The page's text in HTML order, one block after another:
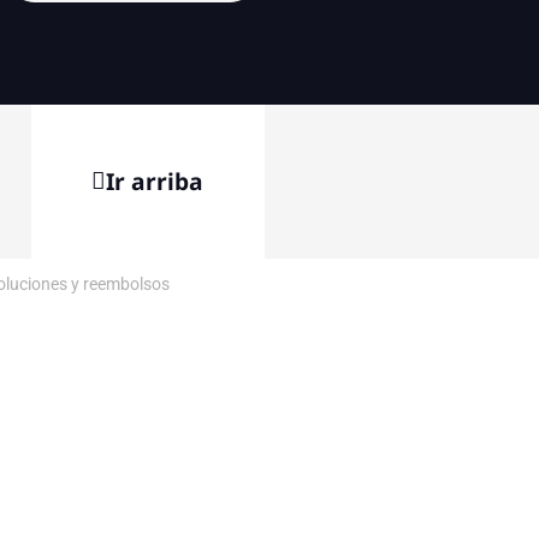
Ir arriba
y reembolsos